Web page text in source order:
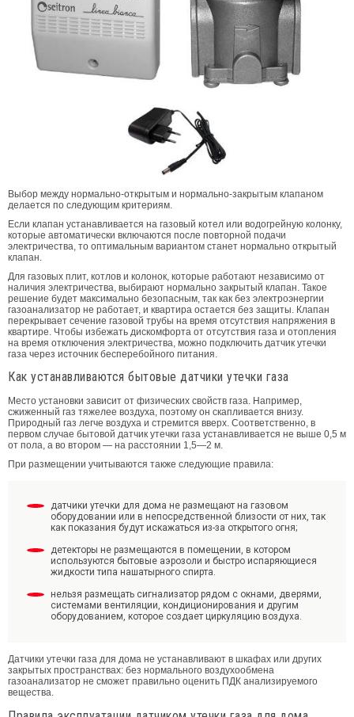
Выбор между нормально-открытым и нормально-закрытым клапаном
делается по следующим критериям.
Если клапан устанавливается на газовый котел или водогрейную колонку,
которые автоматически включаются после повторной подачи
электричества, то оптимальным вариантом станет нормально открытый
клапан.
Для газовых плит, котлов и колонок, которые работают независимо от
наличия электричества, выбирают нормально закрытый клапан. Такое
решение будет максимально безопасным, так как без электроэнергии
газоанализатор не работает, и квартира остается без защиты. Клапан
перекрывает сечение газовой трубы на время отсутствия напряжения в
квартире. Чтобы избежать дискомфорта от отсутствия газа и отопления
на время отключения электричества, можно подключить датчик утечки
газа через источник бесперебойного питания.
Как устанавливаются бытовые датчики утечки газа
Место установки зависит от физических свойств газа. Например,
сжиженный газ тяжелее воздуха, поэтому он скапливается внизу.
Природный газ легче воздуха и стремится вверх. Соответственно, в
первом случае бытовой датчик утечки газа устанавливается не выше 0,5 м
от пола, а во втором — на расстоянии 1,5—2 м.
При размещении учитываются также следующие правила:
датчики утечки для дома не размещают на газовом
оборудовании или в непосредственной близости от них, так
как показания будут искажаться из-за открытого огня;
детекторы не размещаются в помещении, в котором
используются бытовые аэрозоли и быстро испаряющиеся
жидкости типа нашатырного спирта.
нельзя размещать сигнализатор рядом с окнами, дверями,
системами вентиляции, кондиционирования и другим
оборудованием, которое создает циркуляцию воздуха.
Датчики утечки газа для дома не устанавливают в шкафах или других
закрытых пространствах: без нормального воздухообмена
газоанализатор не сможет правильно оценить ПДК анализируемого
вещества.